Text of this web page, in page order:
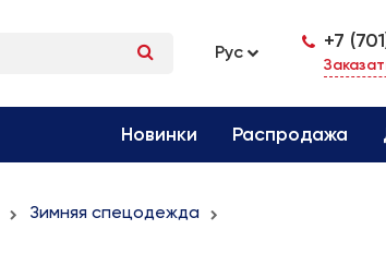
Рус
+7
Новинки Распродажа
Зимняя спецодежда